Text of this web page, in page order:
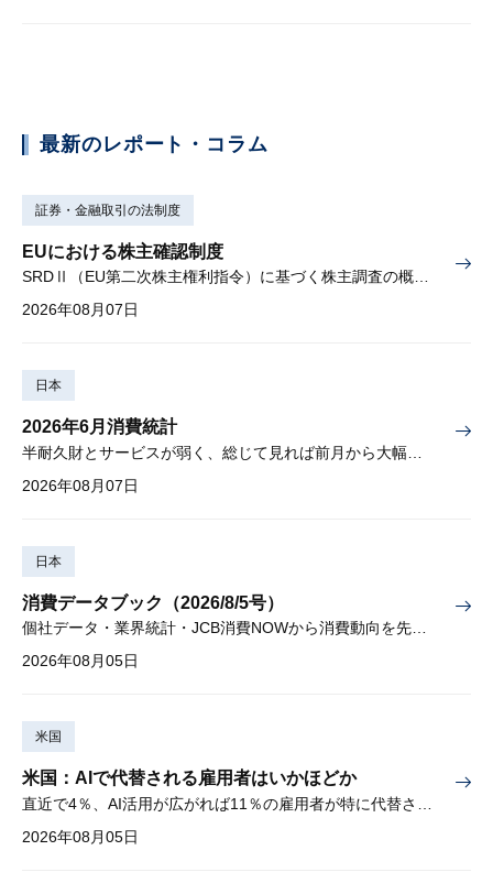
最新のレポート・コラム
証券・金融取引の法制度
EUにおける株主確認制度
SRDⅡ（EU第二次株主権利指令）に基づく株主調査の概要と課題
2026年08月07日
日本
2026年6月消費統計
2026年08月07日
日本
消費データブック（2026/8/5号）
個社データ・業界統計・JCB消費NOWから消費動向を先取り
2026年08月05日
米国
米国：AIで代替される雇用者はいかほどか
2026年08月05日